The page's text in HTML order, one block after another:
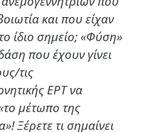
και που είχαν
ίδιο σημείο; «Φύση»
που έχουν γίνει
τις
ΕΡΤ να
μέτωπο της
Ξέρετε τι σημαίνει